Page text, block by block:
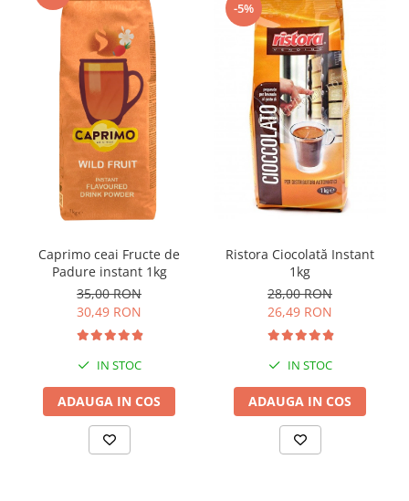
cocos
cafea instant în proporție de 6.5%
sirop de glucoză, cacao pudră degresată 3%
arome, stabilizatori (E340, E452), proteine din lapte
sare, emulsifiant E471, agent de îngroșare E415,
colorant (E160a), antiaglomerant (E341, E551)
Caprimo Irish Cappuccino conține alcool?
Acest cappuccino pudră de la Caprimo nu conține alcool ci
aroma intensă de whiskey. Irish Cappuccino este o băutură
foarte gustoasă, aromată, cu gust echilibrat de cafea și
Brandul Caprimo este cunoscut în întreaga lume pentru
produsele sale instant, de calitate superioară, dedicate
aparatelor de vending.
Caprimo ceai Fructe de
Padure instant 1kg
35,00 RON
30,49 RON
IN STOC
ADAUGA IN COS
-5%
Ristora Ciocolată Instant
1kg
28,00 RON
26,49 RON
IN STOC
ADAUGA IN COS